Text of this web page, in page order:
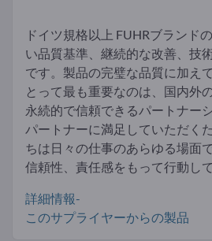
ドイツ規格以上 FUHRブランド
い品質基準、継続的な改善、技
です。製品の完璧な品質に加え
とって最も重要なのは、国内外
永続的で信頼できるパートナー
パートナーに満足していただく
ちは日々の仕事のあらゆる場面
信頼性、責任感をもって行動して
詳細情報-
このサプライヤーからの製品